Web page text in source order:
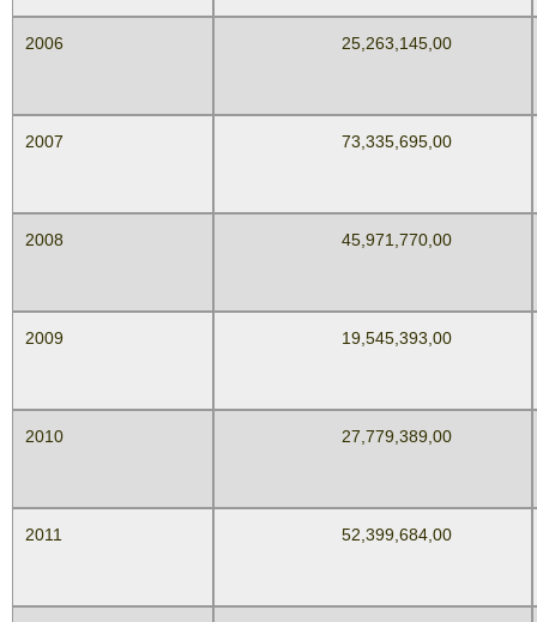
2006 25,263,145,00
2007 73,335,695,00
2008 45,971,770,00
2009 19,545,393,00
2010 27,779,389,00
2011 52,399,684,00